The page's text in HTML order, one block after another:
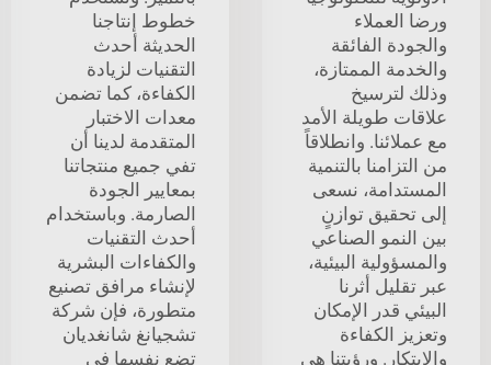
ورضا العملاء
والجودة الفائقة
والخدمة الممتازة،
وذلك لترسيخ
علاقات طويلة الأمد
مع عملائنا. وانطلاقاً
من التزامنا بالتنمية
المستدامة، نسعى
إلى تحقيق توازنٍ
بين النمو الصناعي
والمسؤولية البيئية،
عبر تقليل أثرنا
البيئي قدر الإمكان
وتعزيز الكفاءة
والابتكار. ورؤيتنا هي
خطوط إنتاجنا
الحديثة أحدث
التقنيات لزيادة
الكفاءة، كما تضمن
معدات الاختبار
المتقدمة لدينا أن
تفي جميع منتجاتنا
بمعايير الجودة
الصارمة. وباستخدام
أحدث التقنيات
والكفاءات البشرية
لإنشاء مرافق تصنيع
متطورة، فإن شركة
تشجيانغ شانغديان
تضع نفسها في